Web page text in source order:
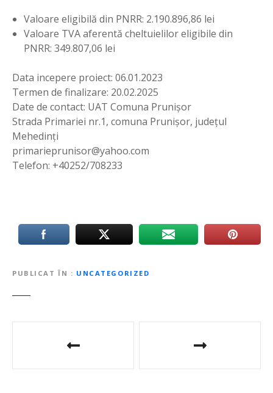
Valoare eligibilă din PNRR: 2.190.896,86 lei
Valoare TVA aferentă cheltuielilor eligibile din
PNRR: 349.807,06 lei
Data incepere proiect: 06.01.2023
Termen de finalizare: 20.02.2025
Date de contact: UAT Comuna Prunișor
Strada Primariei nr.1, comuna Prunișor, județul
Mehedinți
primarieprunisor@yahoo.com
Telefon: +40252/708233
PUBLICAT ÎN UNCATEGORIZED